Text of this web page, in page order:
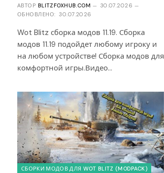
АВТОР BLITZFOXHUB.COM
30.07.2026
ОБНОВЛЕНО: 30.07.2026
Wot Blitz сборка модов 11.19. Сборка
модов 11.19 подойдет любому игроку и
на любом устройстве! Сборка модов для
комфортной игры.Видео…
СБОРКИ МОДОВ ДЛЯ WOT BLITZ (MODPACK)